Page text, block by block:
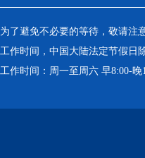
为了避免不必要的等待，敬请注
工作时间，中国大陆法定节假日
工作时间：周一至周六 早8:00-晚